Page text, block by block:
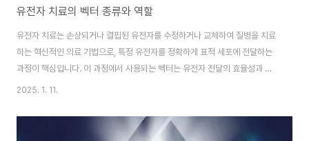
유전자 치료의 벡터 종류와 역할
유전자 치료는 손상되거나 결핍된 유전자를 수정하거나 교체하여 질병을 치료
하는 혁신적인 의료 기법으로, 특정 유전자를 정확하게 표적 세포에 전달하는
과정이 핵심입니다. 이 과정에서 사용되는 벡터는 유전자 전달의 효율성과 안
전성을 좌우하는 중요한 도구로 작용합니다. 벡터는 유전 물질을 세포 내로 운
니다.1. 유전자 치료 벡터의 종류 1) 바이러스 벡터① 레트로바이러스레트로바
이러스는 RNA 바이러스로, 세포 내에서 역전사 효소를 사용하여 RNA를
2025. 1. 11.